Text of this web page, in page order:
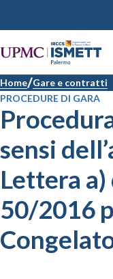
Home Gare e contratti
PROCEDURE DI GARA
sensi
Lettera a)
50/2016